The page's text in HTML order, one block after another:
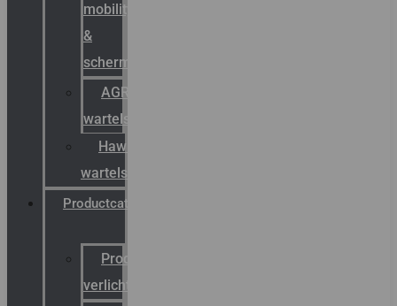
mobility
&
schermstromen
AGRO
wartels
Hawke
wartels
Productcatalogus
Productcatalogus
verlichting